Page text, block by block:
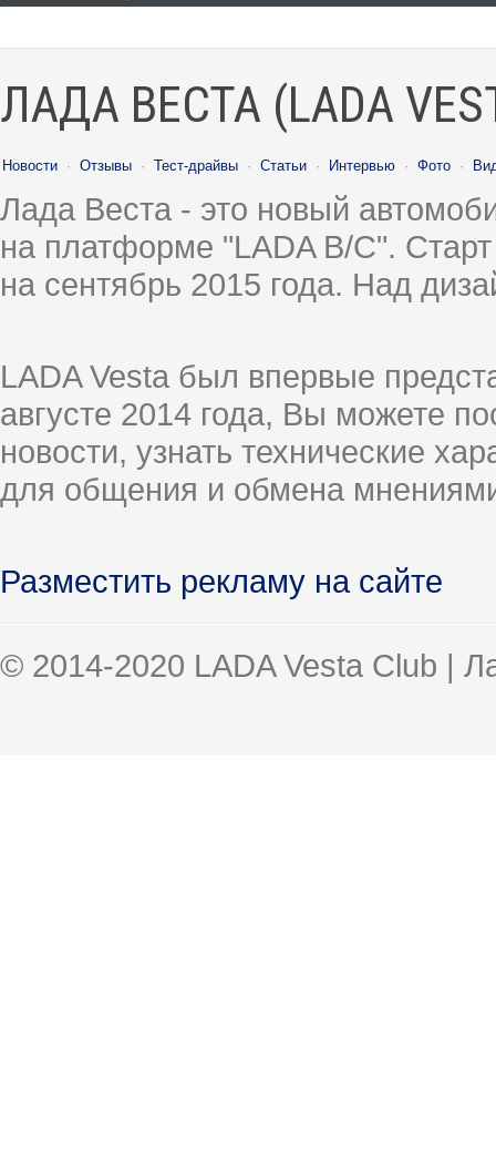
ЛАДА ВЕСТА (LADA
Новости · Отзывы · Тест-драйвы · Статьи · Интервью · Фото ·
Лада Веста - это новый
на платформе "LADA B/C".
на сентябрь 2015 года. Над
LADA Vesta был впервые
августе 2014 года, Вы можете
новости, узнать технические
для общения и обмена
Разместить рекламу на сайте
© 2014-2020 LADA Vesta Club |